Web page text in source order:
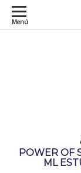
Menú
POWER OF
ML